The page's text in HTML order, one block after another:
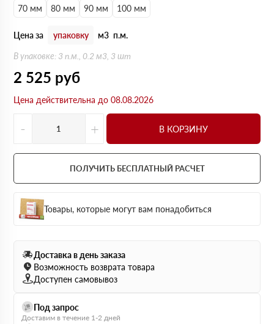
70 мм
80 мм 90 мм 100 мм
Цена за упаковку м3 п.м.
В упаковке: 3 п.м., 0.2 м3, 3 шт
2 525 руб
Цена действительна до 08.08.2026
- + В КОРЗИНУ
ПОЛУЧИТЬ БЕСПЛАТНЫЙ РАСЧЕТ
Товары, которые могут вам понадобиться
Доставка в день заказа
Возможность возврата товара
Доступен самовывоз
Под запрос
Доставим в течение 1-2 дней